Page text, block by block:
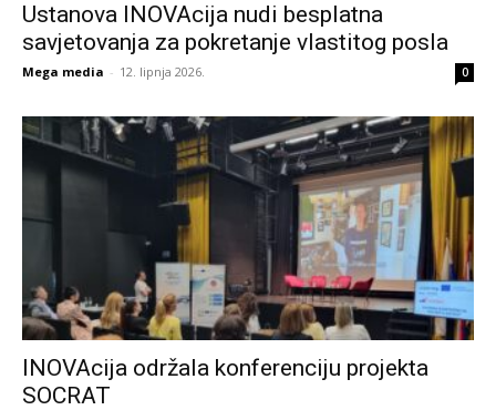
Ustanova INOVAcija nudi besplatna
savjetovanja za pokretanje vlastitog posla
Mega media - 12. lipnja 2026. 0
INOVAcija održala konferenciju projekta
SOCRAT